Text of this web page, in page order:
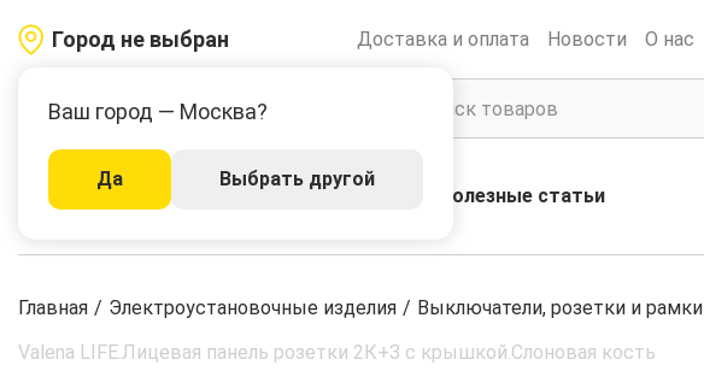
Город не выбран
Ваш город — Москва?
Да Выбрать другой
Доставка и оплата Новости О нас
Каталог Акции Полезные статьи
Главная / Электроустановочные изделия / Выключатели, розетки и рамки
Valena LIFE.Лицевая панель розетки 2К+З с крышкой.Слоновая кость